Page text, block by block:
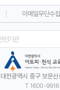
이메일무단수
전광역시 중구 보문
T. 1600-9916